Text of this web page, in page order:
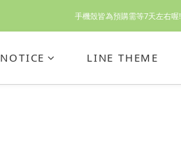
休假回來了!8/5恢復出貨₍˄•༝•˄₎◞✩
NOTICE LINE THEME